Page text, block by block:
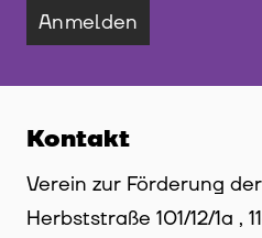
Anmelden
Kontakt
Verein zur Förderung
Herbststraße 101/12/1a ,